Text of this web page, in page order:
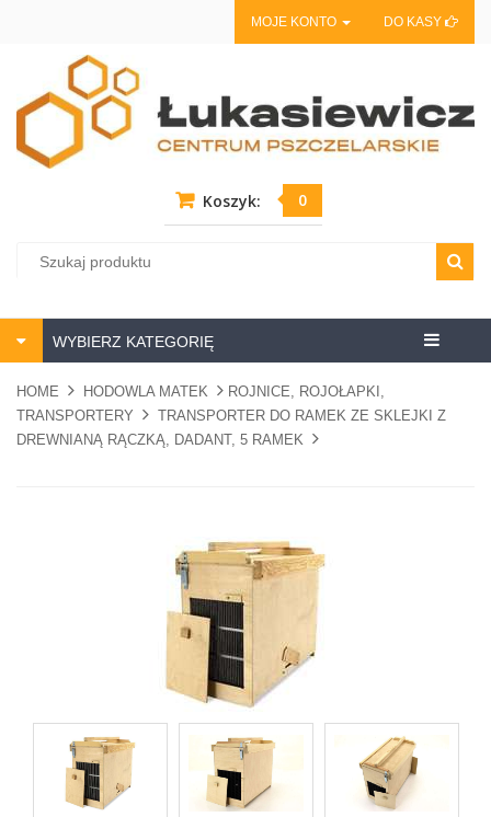
MOJE KONTO DO KASY
Koszyk: 0
Centrum
WYBIERZ KATEGORIĘ
HOME HODOWLA MATEK
ROJNICE, ROJOŁAPKI,
TRANSPORTERY
TRANSPORTER DO RAMEK ZE SKLEJKI Z
DREWNIANĄ RĄCZKĄ, DADANT, 5 RAMEK